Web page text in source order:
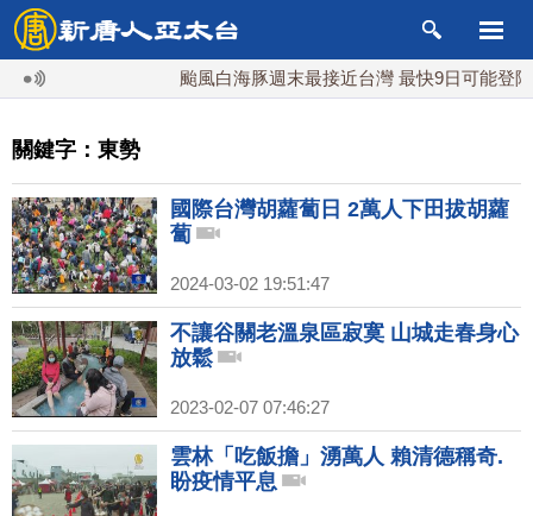
颱風白海豚週末最接近台灣 最快9日可能登陸中
關鍵字：東勢
國際台灣胡蘿蔔日 2萬人下田拔胡蘿
蔔
2024-03-02 19:51:47
不讓谷關老溫泉區寂寞 山城走春身心
放鬆
2023-02-07 07:46:27
雲林「吃飯擔」湧萬人 賴清德稱奇.
盼疫情平息